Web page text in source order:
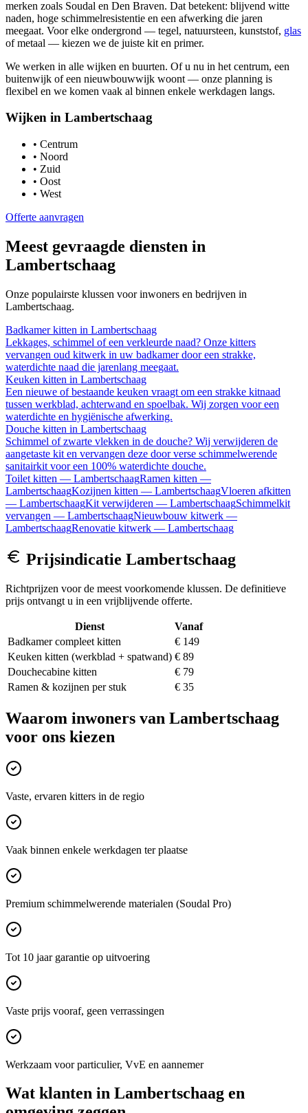
merken zoals Soudal en Den Braven. Dat betekent: blijvend witte
naden, hoge schimmelresistentie en een afwerking die jaren
meegaat. Voor elke ondergrond — tegel, natuursteen, kunststof, glas
of metaal — kiezen we de juiste kit en primer.
We werken in alle wijken en buurten. Of u nu in het centrum, een
buitenwijk of een nieuwbouwwijk woont — onze planning is
flexibel en we komen vaak al binnen enkele werkdagen langs.
Wijken in Lambertschaag
• Centrum
• Noord
• Zuid
• Oost
• West
Offerte aanvragen
Meest gevraagde diensten in
Lambertschaag
Onze populairste klussen voor inwoners en bedrijven in
Lambertschaag.
Badkamer kitten in Lambertschaag
Lekkages, schimmel of een verkleurde naad? Onze kitters
vervangen oud kitwerk in uw badkamer door een strakke,
waterdichte naad die jarenlang meegaat.
Keuken kitten in Lambertschaag
Een nieuwe of bestaande keuken vraagt om een strakke kitnaad
tussen werkblad, achterwand en spoelbak. Wij zorgen voor een
waterdichte en hygiënische afwerking.
Douche kitten in Lambertschaag
Schimmel of zwarte vlekken in de douche? Wij verwijderen de
aangetaste kit en vervangen deze door verse schimmelwerende
sanitairkit voor een 100% waterdichte douche.
Toilet kitten — LambertschaagRamen kitten —
LambertschaagKozijnen kitten — LambertschaagVloeren afkitten
— LambertschaagKit verwijderen — LambertschaagSchimmelkit
vervangen — LambertschaagNieuwbouw kitwerk —
LambertschaagRenovatie kitwerk — Lambertschaag
Prijsindicatie Lambertschaag
Richtprijzen voor de meest voorkomende klussen. De definitieve
prijs ontvangt u in een vrijblijvende offerte.
Dienst
Vanaf
Badkamer compleet kitten
€ 149
Keuken kitten (werkblad + spatwand) € 89
Douchecabine kitten
€ 79
Ramen & kozijnen per stuk
€ 35
Waarom inwoners van Lambertschaag
voor ons kiezen
Vaste, ervaren kitters in de regio
Vaak binnen enkele werkdagen ter plaatse
Premium schimmelwerende materialen (Soudal Pro)
Tot 10 jaar garantie op uitvoering
Vaste prijs vooraf, geen verrassingen
Werkzaam voor particulier, VvE en aannemer
Wat klanten in Lambertschaag en